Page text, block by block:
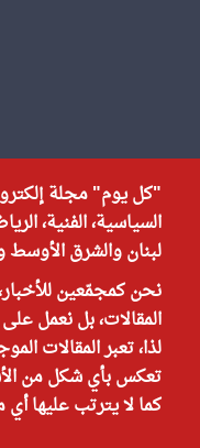
"كل يوم" مجلة
السياسية، الفنية،
لبنان والشرق
نحن كمجمّعين
المقالات، بل نعمل
لذا، تعبر المقالات
تعكس بأي شكل من
كما لا يترتب عليها